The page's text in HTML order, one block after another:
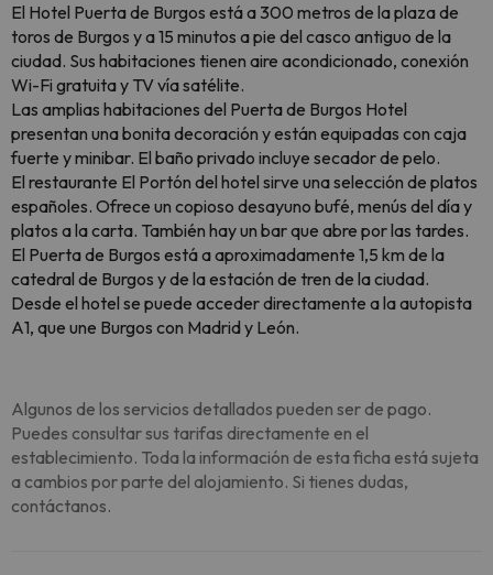
El Hotel Puerta de Burgos está a 300 metros de la plaza de
toros de Burgos y a 15 minutos a pie del casco antiguo de la
ciudad. Sus habitaciones tienen aire acondicionado, conexión
Wi-Fi gratuita y TV vía satélite.
Las amplias habitaciones del Puerta de Burgos Hotel
presentan una bonita decoración y están equipadas con caja
fuerte y minibar. El baño privado incluye secador de pelo.
El restaurante El Portón del hotel sirve una selección de platos
españoles. Ofrece un copioso desayuno bufé, menús del día y
platos a la carta. También hay un bar que abre por las tardes.
El Puerta de Burgos está a aproximadamente 1,5 km de la
catedral de Burgos y de la estación de tren de la ciudad.
Desde el hotel se puede acceder directamente a la autopista
A1, que une Burgos con Madrid y León.
Algunos de los servicios detallados pueden ser de pago.
Puedes consultar sus tarifas directamente en el
establecimiento. Toda la información de esta ficha está sujeta
a cambios por parte del alojamiento. Si tienes dudas,
contáctanos.